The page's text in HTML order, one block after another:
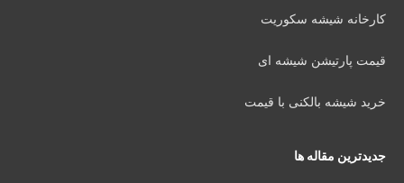
کارخانه شیشه سکوریت
قیمت پارتیشن شیشه ای
خرید شیشه بالکنی با قیمت
جدیدترین مقاله ها